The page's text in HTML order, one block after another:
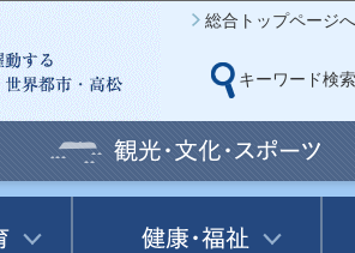
このページの本文へ移動
総合トップページへ
キーワード検索